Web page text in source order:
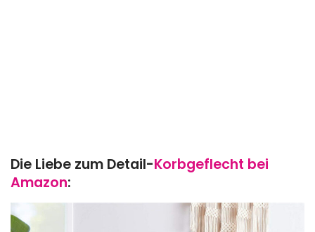
Die Liebe zum Detail-Korbgeflecht bei
Amazon: